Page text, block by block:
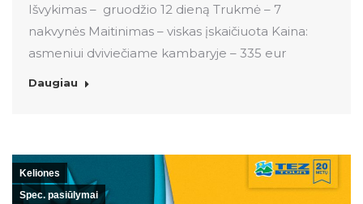
Išvykimas – gruodžio 12 dieną Trukmė – 7
nakvynės Maitinimas – viskas įskaičiuota Kaina:
asmeniui dviviečiame kambaryje – 335 eur
Daugiau
Keliones
Spec. pasiūlymai